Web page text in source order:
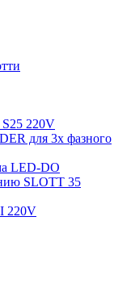
220V
для 3х фазного
LED-DO
SLOTT 35
220V